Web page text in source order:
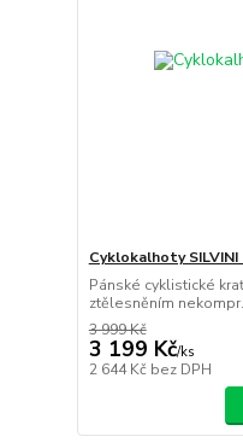
Cyklokalhoty SILVINI
Pánské cyklistické
ztělesněním
3 999 Kč
3 199 Kč/ks
2 644 Kč bez DPH